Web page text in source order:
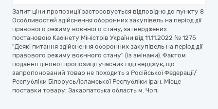
Запит ціни пропозиції застосовується відповідно до пункту 8
Особливостей здійснення оборонних закупівель на період дії
правового режиму воєнного стану, затверджених
постановою Кабінету Міністрів України від 11.11.2022 № 1275
"Деякі питання здійснення оборонних закупівель на період дії
правового режиму воєнного стану" (із змінами). Фактом
подання цінової пропозиції учасник підтверджує, що
запропонований товар не походить з Російської Федерації/
Республіки Білорусь/Ісламської Республіки Іран. Місце
поставки товару: Закарпатська область м. Чоп.